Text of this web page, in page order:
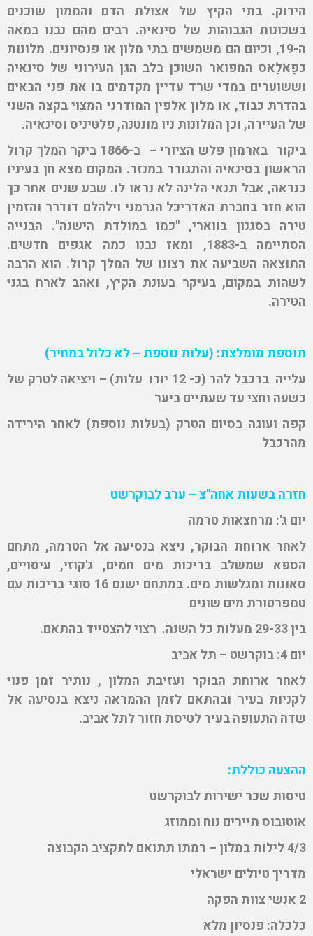
הירוק. בתי הקיץ של אצולת הדם והממון שוכנים
בשכונות הגבוהות של סינאיה. רבים מהם נבנו במאה
ה-19, וכיום הם משמשים בתי מלון או פנסיונים. מלונות
כפַאלַאס המפואר השוכן בלב הגן העירוני של סינאיה
וששוערים במדי שרד עדיין מקדמים בו את פני הבאים
בהדרת כבוד, או מלון אלפין המודרני המצוי בקצה השני
של העיירה, וכן המלונות ניו מונטנה, פלטיניס וסינאיה.
ביקור בארמון פלש הציורי – ב-1866 ביקר המלך קרול
הראשון בסינאיה והתגורר במנזר. המקום מצא חן בעיניו
כנראה, אבל תנאי הלינה לא נראו לו. שבע שנים אחר כך
הוא חזר בחברת האדריכל הגרמני וילהלם דודרר והזמין
טירה בסגנון בווארי, "כמו במולדת הישנה". הבנייה
הסתיימה ב-1883, ומאז נבנו כמה אגפים חדשים.
התוצאה השביעה את רצונו של המלך קרול. הוא הרבה
לשהות במקום, בעיקר בעונת הקיץ, ואהב לארח בגני
הטירה.
תוספת מומלצת: (עלות נוספת – לא כלול במחיר)
עלייה ברכבל להר (כ- 12 יורו עלות) – ויציאה לטרק של
כשעה וחצי עד שעתיים ביער
קפה ועוגה בסיום הטרק (בעלות נוספת) לאחר הירידה
מהרכבל
חזרה בשעות אחה"צ – ערב לבוקרשט
יום ג': מרחצאות טרמה
לאחר ארוחת הבוקר, ניצא בנסיעה אל הטרמה, מתחם
הספא שמשלב בריכות מים חמים, ג'קוזי, עיסויים,
סאונות ומגלשות מים. במתחם ישנם 16 סוגי בריכות עם
טמפרטורת מים שונים
בין 29-33 מעלות כל השנה. רצוי להצטייד בהתאם.
יום 4: בוקרשט – תל אביב
לאחר ארוחת הבוקר ועזיבת המלון , נותיר זמן פנוי
לקניות בעיר ובהתאם לזמן ההמראה ניצא בנסיעה אל
שדה התעופה בעיר לטיסת חזור לתל אביב.
ההצעה כוללת:
טיסות שכר ישירות לבוקרשט
אוטובוס תיירים נוח וממוזג
4/3 לילות במלון – רמתו תתואם לתקציב הקבוצה
מדריך טיולים ישראלי
2 אנשי צוות הפקה
כלכלה: פנסיון מלא